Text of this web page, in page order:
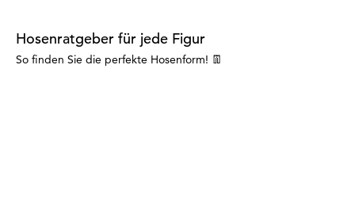
Hosenratgeber für jede Figur
So finden Sie die perfekte Hosenform! 👖